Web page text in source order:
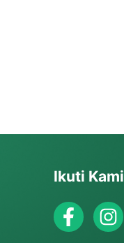
Ikuti Kami